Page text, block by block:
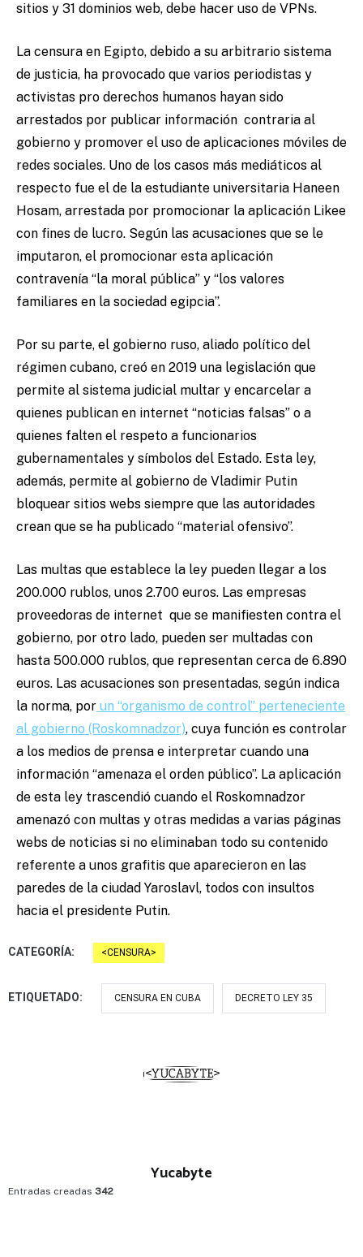
sitios y 31 dominios web, debe hacer uso de VPNs.
La censura en Egipto, debido a su arbitrario sistema
de justicia, ha provocado que varios periodistas y
activistas pro derechos humanos hayan sido
arrestados por publicar información contraria al
gobierno y promover el uso de aplicaciones móviles de
redes sociales. Uno de los casos más mediáticos al
respecto fue el de la estudiante universitaria Haneen
Hosam, arrestada por promocionar la aplicación Likee
con fines de lucro. Según las acusaciones que se le
imputaron, el promocionar esta aplicación
contravenía “la moral pública” y “los valores
familiares en la sociedad egipcia”.
Por su parte, el gobierno ruso, aliado político del
régimen cubano, creó en 2019 una legislación que
permite al sistema judicial multar y encarcelar a
quienes publican en internet “noticias falsas” o a
quienes falten el respeto a funcionarios
gubernamentales y símbolos del Estado. Esta ley,
además, permite al gobierno de Vladimir Putin
bloquear sitios webs siempre que las autoridades
crean que se ha publicado “material ofensivo”.
Las multas que establece la ley pueden llegar a los
200.000 rublos, unos 2.700 euros. Las empresas
proveedoras de internet que se manifiesten contra el
gobierno, por otro lado, pueden ser multadas con
hasta 500.000 rublos, que representan cerca de 6.890
euros. Las acusaciones son presentadas, según indica
la norma, por un “organismo de control” perteneciente
al gobierno (Roskomnadzor), cuya función es controlar
a los medios de prensa e interpretar cuando una
información “amenaza el orden público”. La aplicación
de esta ley trascendió cuando el Roskomnadzor
amenazó con multas y otras medidas a varias páginas
webs de noticias si no eliminaban todo su contenido
referente a unos grafitis que aparecieron en las
paredes de la ciudad Yaroslavl, todos con insultos
hacia el presidente Putin.
CATEGORÍA: CENSURA
ETIQUETADO: CENSURA EN CUBA DECRETO LEY 35
Yucabyte
Entradas creadas 342